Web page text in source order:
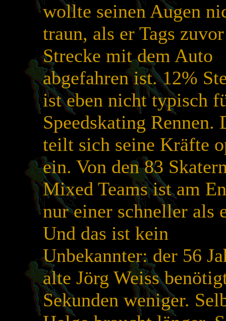
wollte seinen Augen
traun, als er Tags
Strecke mit dem Auto
abgefahren ist. 12%
ist eben nicht typisch
Speedskating Rennen.
teilt sich seine Kräfte
ein. Von den 83
Mixed Teams ist am
nur einer schneller als
Und das ist kein
Unbekannter: der 56
alte Jörg Weiss
Sekunden weniger.